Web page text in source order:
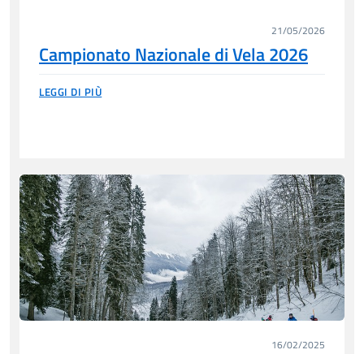
21/05/2026
Campionato Nazionale di Vela 2026
LEGGI DI PIÙ
16/02/2025